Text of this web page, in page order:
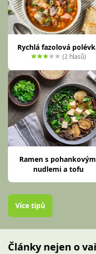
Rychlá fazolová
(2 hlasů)
Ramen s
nudlemi a tofu
Více tipů
Články nejen o